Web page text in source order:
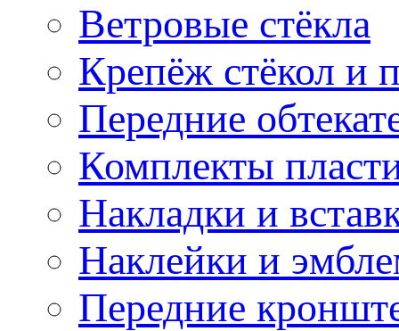
Ветровые стёкла
Крепёж стёкол и
Передние
Комплекты
Накладки и
Наклейки и
Передние